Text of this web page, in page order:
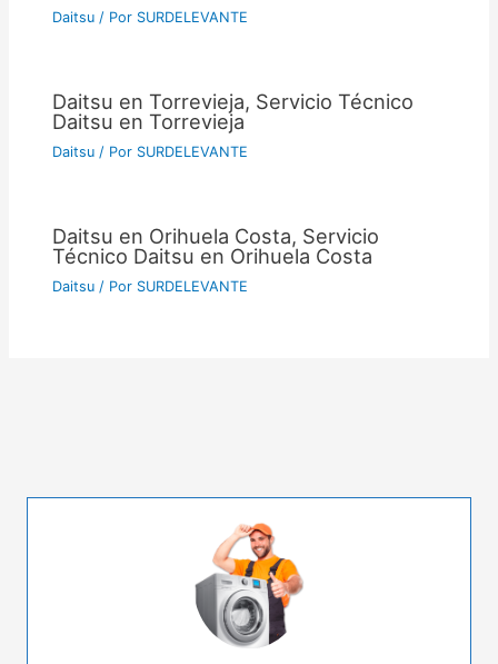
Daitsu / Por SURDELEVANTE
Daitsu en Torrevieja, Servicio Técnico
Daitsu en Torrevieja
Daitsu / Por SURDELEVANTE
Daitsu en Orihuela Costa, Servicio
Técnico Daitsu en Orihuela Costa
Daitsu / Por SURDELEVANTE